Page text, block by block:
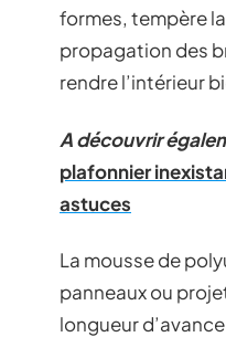
formes, tempère
propagation des
rendre l’intérieur
A découvrir
plafonnier
astuces
La mousse de
panneaux ou
longueur